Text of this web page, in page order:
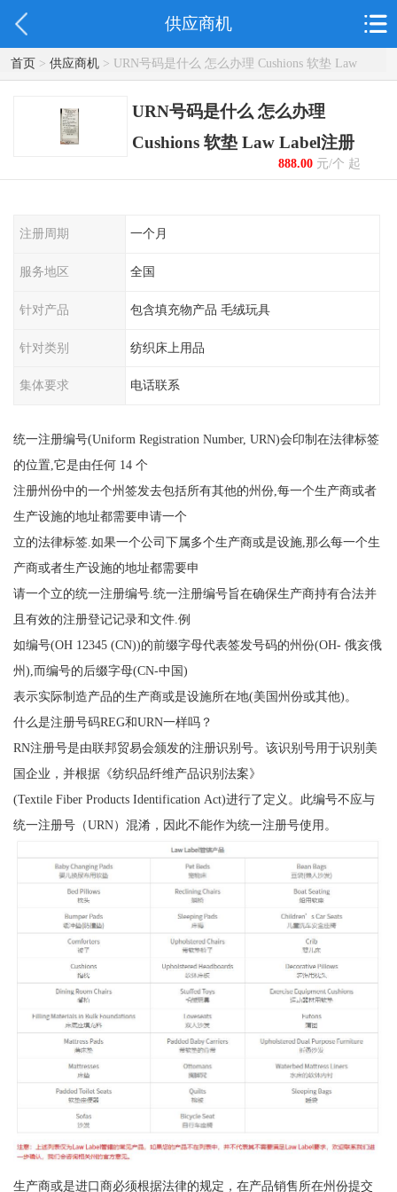
供应商机
首页> 供应商机> URN号码是什么 怎么办理 Cushions 软垫 Law
Label注册
URN号码是什么 怎么办理
Cushions 软垫 Law Label注册
888.00元/个 起
注册周期 一个月
服务地区 全国
针对产品 包含填充物产品 毛绒玩具
针对类别 纺织床上用品
集体要求 电话联系
统一注册编号(Uniform Registration Number, URN)会印制在法律标签
的位置,它是由任何 14 个
注册州份中的一个州签发去包括所有其他的州份,每一个生产商或者
生产设施的地址都需要申请一个
立的法律标签.如果一个公司下属多个生产商或是设施,那么每一个生
产商或者生产设施的地址都需要申
请一个立的统一注册编号.统一注册编号旨在确保生产商持有合法并
且有效的注册登记记录和文件.例
如编号(OH 12345 (CN))的前缀字母代表签发号码的州份(OH- 俄亥俄
州),而编号的后缀字母(CN-中国)
表示实际制造产品的生产商或是设施所在地(美国州份或其他)。
什么是注册号码REG和URN一样吗？
RN注册号是由联邦贸易会颁发的注册识别号。该识别号用于识别美
国企业，并根据《纺织品纤维产品识别法案》
(Textile Fiber Products Identification Act)进行了定义。此编号不应与
统一注册号（URN）混淆，因此不能作为统一注册号使用。
生产商或是进口商必须根据法律的规定，在产品销售所在州份提交